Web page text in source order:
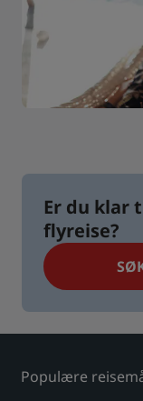
Er du klar
flyreise?
Populære